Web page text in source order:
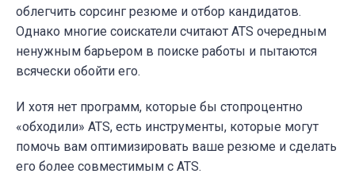
облегчить сорсинг резюме и отбор кандидатов.
Однако многие соискатели считают ATS очередным
ненужным барьером в поиске работы и пытаются
всячески обойти его.
И хотя нет программ, которые бы стопроцентно
«обходили» ATS, есть инструменты, которые могут
помочь вам оптимизировать ваше резюме и сделать
его более совместимым с ATS.